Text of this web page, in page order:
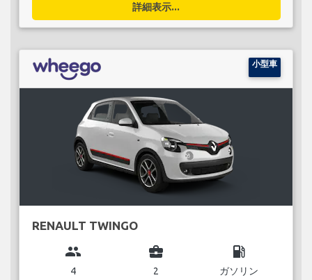
詳細表示...
小型車
RENAULT TWINGO
group
4
business_center
2
local_gas_station
ガソリン